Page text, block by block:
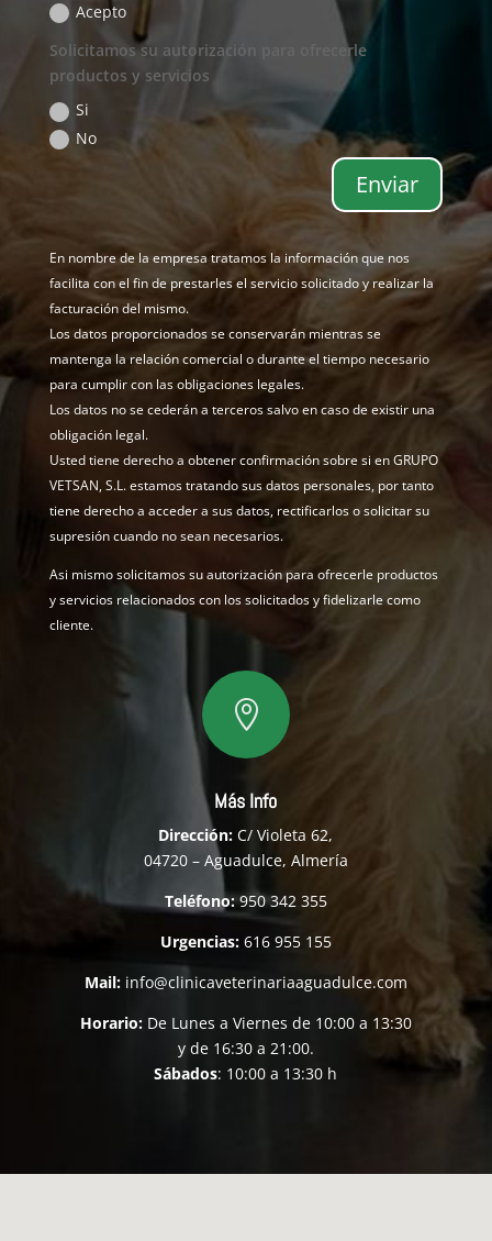
Acepto
Solicitamos su autorización para ofrecerle
productos y servicios
Si
No
Enviar
En nombre de la empresa tratamos la información que nos
facilita con el fin de prestarles el servicio solicitado y realizar la
facturación del mismo.
Los datos proporcionados se conservarán mientras se
mantenga la relación comercial o durante el tiempo necesario
para cumplir con las obligaciones legales.
Los datos no se cederán a terceros salvo en caso de existir una
obligación legal.
Usted tiene derecho a obtener confirmación sobre si en GRUPO
VETSAN, S.L. estamos tratando sus datos personales, por tanto
tiene derecho a acceder a sus datos, rectificarlos o solicitar su
supresión cuando no sean necesarios.
Asi mismo solicitamos su autorización para ofrecerle productos
y servicios relacionados con los solicitados y fidelizarle como
cliente.

Más Info
Dirección: C/ Violeta 62,
04720 – Aguadulce, Almería
Teléfono:950 342 355
Urgencias:616 955 155
Mail: info@clinicaveterinariaaguadulce.com
Horario: De Lunes a Viernes de 10:00 a 13:30
y de 16:30 a 21:00.
Sábados: 10:00 a 13:30 h